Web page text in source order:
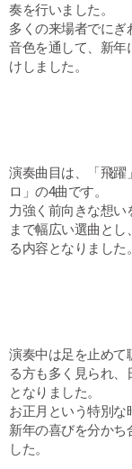
奏を行いました。
多くの来場者でに
音色を通して、新年
けしました。
演奏曲目は、「飛躍
ロ」の4曲です。
力強く前向きな想い
まで幅広い選曲と
る内容となりました。
演奏中は足を止めて
る方も多く見られ
となりました。
お正月という特別な
新年の喜びを分かち
した。